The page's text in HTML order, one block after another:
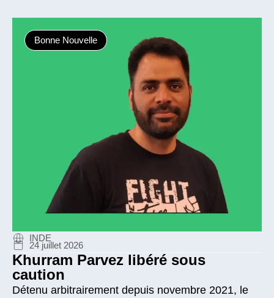
Bonne Nouvelle
INDE
24 juillet 2026
Khurram Parvez libéré sous
caution
Détenu arbitrairement depuis novembre 2021, le